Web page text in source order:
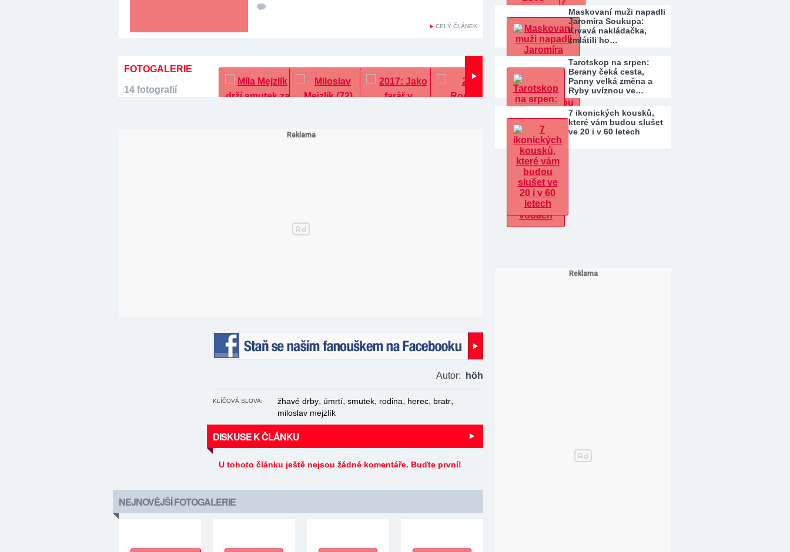
CELÝ ČLÁNEK
FOTOGALERIE
14 fotografií
Autor:
höh
KLÍČOVÁ SLOVA: žhavé drby, úmrtí, smutek, rodina, herec, bratr,
miloslav mejzlík
DISKUSE K ČLÁNKU
U tohoto článku ještě nejsou žádné komentáře. Buďte první!
NEJNOVĚJŠÍ FOTOGALERIE
Maskovaní muži napadli
Jaromíra Soukupa:
Krvavá nakládačka,
zmlátili ho…
Tarotskop na srpen:
Berany čeká cesta,
Panny velká změna a
Ryby uvíznou ve…
7 ikonických kousků,
které vám budou slušet
ve 20 i v 60 letech